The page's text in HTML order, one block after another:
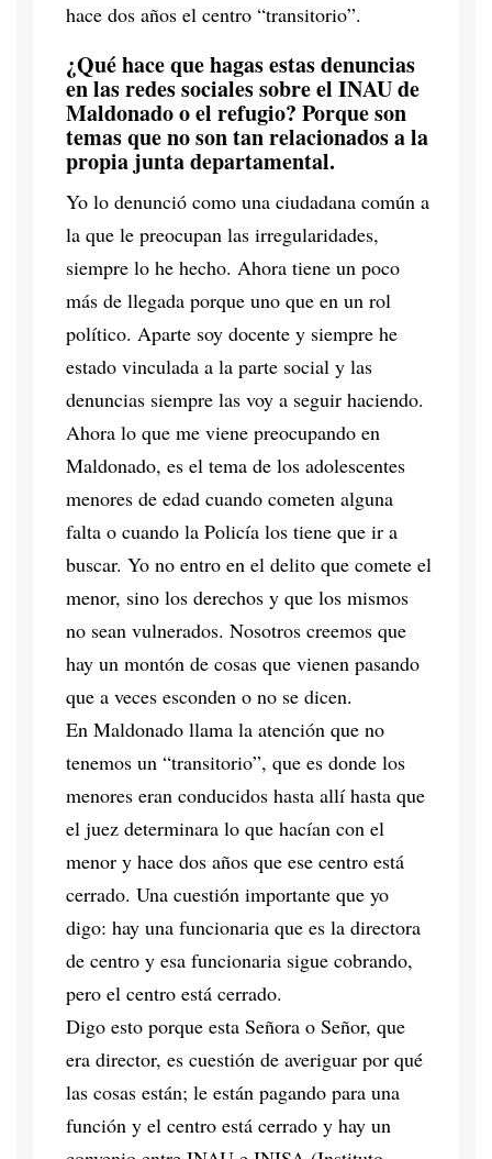
hace dos años el centro “transitorio”.
¿Qué hace que hagas estas denuncias
en las redes sociales sobre el INAU de
Maldonado o el refugio? Porque son
temas que no son tan relacionados a la
propia junta departamental.
Yo lo denunció como una ciudadana común a
la que le preocupan las irregularidades,
siempre lo he hecho. Ahora tiene un poco
más de llegada porque uno que en un rol
político. Aparte soy docente y siempre he
estado vinculada a la parte social y las
denuncias siempre las voy a seguir haciendo.
Ahora lo que me viene preocupando en
Maldonado, es el tema de los adolescentes
menores de edad cuando cometen alguna
falta o cuando la Policía los tiene que ir a
buscar. Yo no entro en el delito que comete el
menor, sino los derechos y que los mismos
no sean vulnerados. Nosotros creemos que
hay un montón de cosas que vienen pasando
que a veces esconden o no se dicen.
En Maldonado llama la atención que no
tenemos un “transitorio”, que es donde los
menores eran conducidos hasta allí hasta que
el juez determinara lo que hacían con el
menor y hace dos años que ese centro está
cerrado. Una cuestión importante que yo
digo: hay una funcionaria que es la directora
de centro y esa funcionaria sigue cobrando,
pero el centro está cerrado.
Digo esto porque esta Señora o Señor, que
era director, es cuestión de averiguar por qué
las cosas están; le están pagando para una
función y el centro está cerrado y hay un